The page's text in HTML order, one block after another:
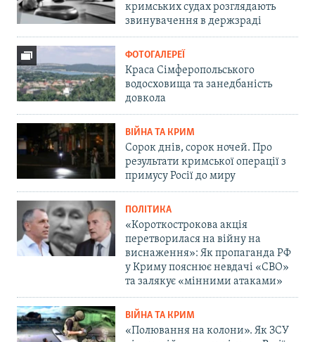
кримських судах розглядають
звинувачення в держзраді
ФОТОГАЛЕРЕЇ
Краса Сімферопольського
водосховища та занедбаність
довкола
ВІЙНА ТА КРИМ
Сорок днів, сорок ночей. Про
результати кримської операції з
примусу Росії до миру
ПОЛІТИКА
«Короткострокова акція
перетворилася на війну на
виснаження»: Як пропаганда РФ
у Криму пояснює невдачі «СВО»
та залякує «мінними атаками»
ВІЙНА ТА КРИМ
«Полювання на колони». Як ЗСУ